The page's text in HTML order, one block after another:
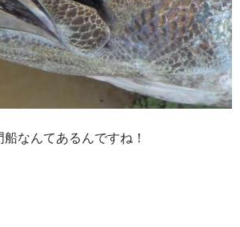
なんてあるんですね！